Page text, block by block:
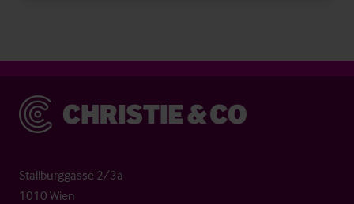
Christie & Co
Stallburggasse 2/3a
1010 Wien